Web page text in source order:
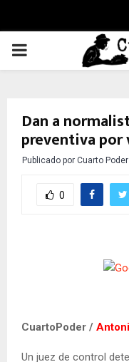
PRIMARY
Dan a
preventiva por
Publicado por Cuarto
0
CuartoPoder /
Un juez de control